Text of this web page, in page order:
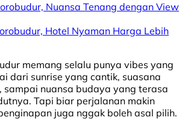
Nuansa Tenang dengan View
Hotel Nyaman Harga Lebih
memang selalu punya vibes yang
dari sunrise yang cantik, suasana
sampai nuansa budaya yang terasa
Tapi biar perjalanan makin
juga nggak boleh asal pilih.